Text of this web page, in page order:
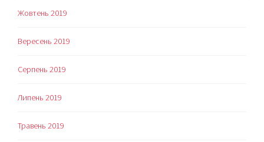
Жовтень 2019
Вересень 2019
Серпень 2019
Липень 2019
Травень 2019